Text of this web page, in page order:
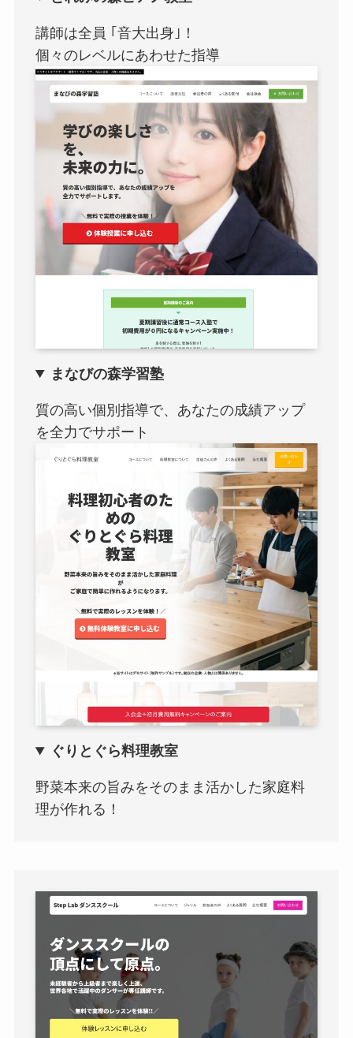
講師は全員 ｢音大出身｣！
個々のレベルにあわせた指導
まなびの森学習塾
質の高い個別指導で、あなたの成績アップ
を全力でサポート
ぐりとぐら料理教室
野菜本来の旨みをそのまま活かした家庭料
理が作れる！